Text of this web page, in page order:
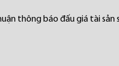
thông báo đấu giá tài sản